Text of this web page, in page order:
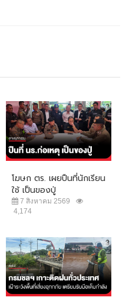
โฆษก ตร. เผยปืนที่นักเรียน
ใช้ เป็นของปู่
7 สิงหาคม 2569
4,174